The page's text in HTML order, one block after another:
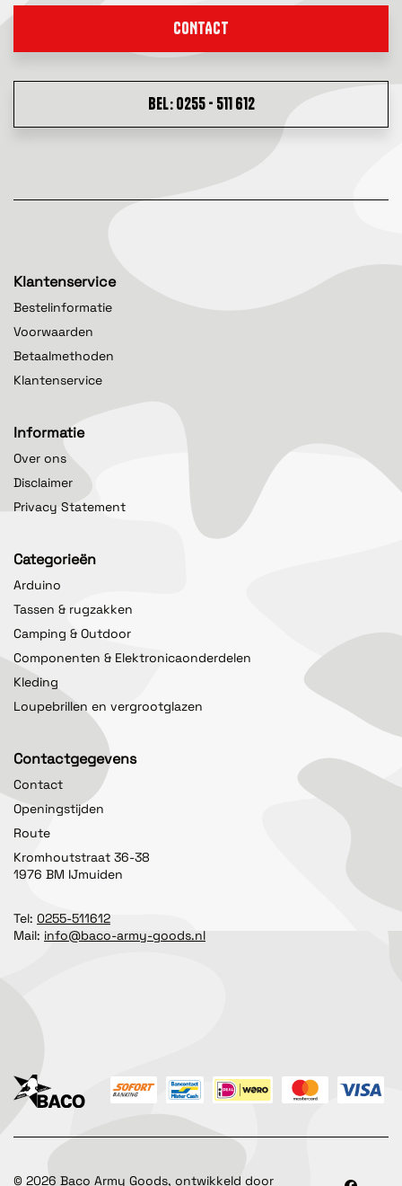
CONTACT
BEL: 0255 - 511 612
Klantenservice
Bestelinformatie
Voorwaarden
Betaalmethoden
Klantenservice
Informatie
Over ons
Disclaimer
Privacy Statement
Categorieën
Arduino
Tassen & rugzakken
Camping & Outdoor
Componenten & Elektronicaonderdelen
Kleding
Loupebrillen en vergrootglazen
Contactgegevens
Contact
Openingstijden
Route
Kromhoutstraat 36-38
1976 BM IJmuiden
Tel: 0255-511612
Mail: info@baco-army-goods.nl
© 2026 Baco Army Goods, ontwikkeld door